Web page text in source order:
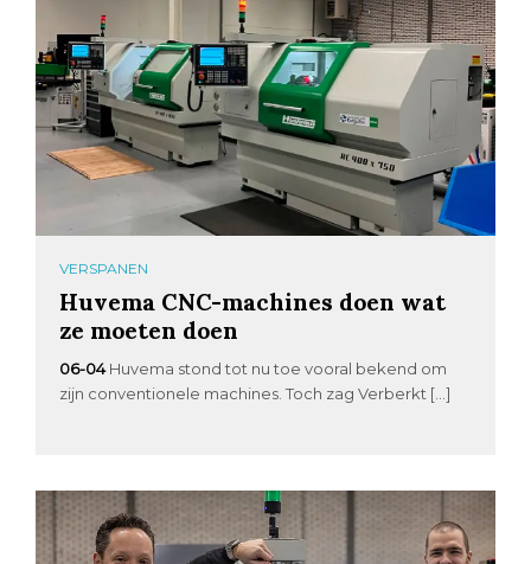
VERSPANEN
Huvema CNC-machines doen wat
ze moeten doen
06-04 Huvema stond tot nu toe vooral bekend om
zijn conventionele machines. Toch zag Verberkt […]